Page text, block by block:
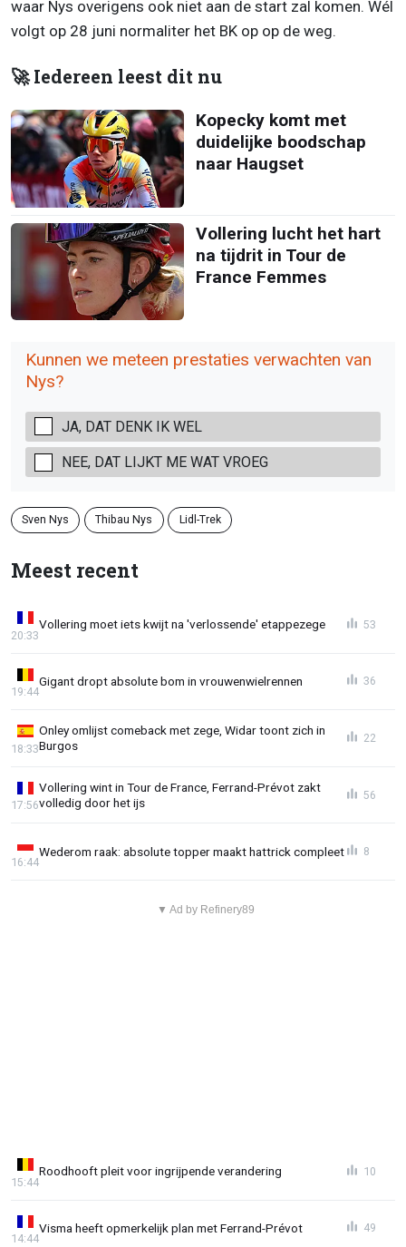
waar Nys overigens ook niet aan de start zal komen. Wél
volgt op 28 juni normaliter het BK op op de weg.
🚀 Iedereen leest dit nu
Kopecky komt met
duidelijke boodschap
naar Haugset
Vollering lucht het hart
na tijdrit in Tour de
France Femmes
Kunnen we meteen prestaties verwachten van
Nys?
JA, DAT DENK IK WEL
NEE, DAT LIJKT ME WAT VROEG
Sven Nys Thibau Nys Lidl-Trek
Meest recent
Vollering moet iets kwijt na 'verlossende' etappezege
20:33
53
Gigant dropt absolute bom in vrouwenwielrennen
19:44
36
Onley omlijst comeback met zege, Widar toont zich in
Burgos
18:33
22
Vollering wint in Tour de France, Ferrand-Prévot zakt
volledig door het ijs
17:56
56
Wederom raak: absolute topper maakt hattrick compleet
16:44
8
▼ Ad by Refinery89
Roodhooft pleit voor ingrijpende verandering
15:44
10
Visma heeft opmerkelijk plan met Ferrand-Prévot
14:44
49